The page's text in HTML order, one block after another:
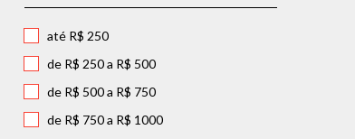
até R$ 250
de R$ 250 a R$ 500
de R$ 500 a R$ 750
de R$ 750 a R$ 1000